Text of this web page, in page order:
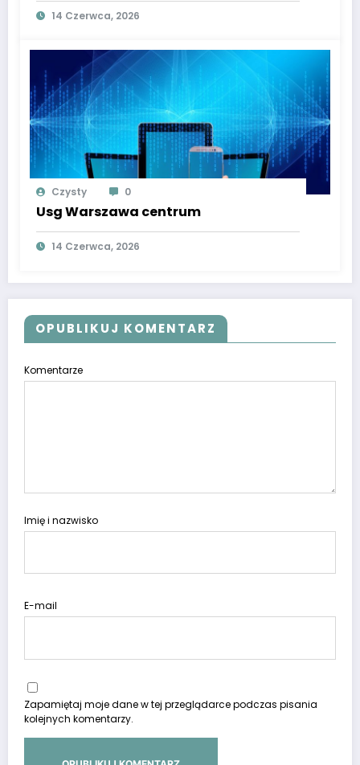
14 Czerwca, 2026
Czysty 0
Usg Warszawa centrum
14 Czerwca, 2026
OPUBLIKUJ KOMENTARZ
Komentarze
Imię i nazwisko
E-mail
Zapamiętaj moje dane w tej przeglądarce podczas pisania
kolejnych komentarzy.